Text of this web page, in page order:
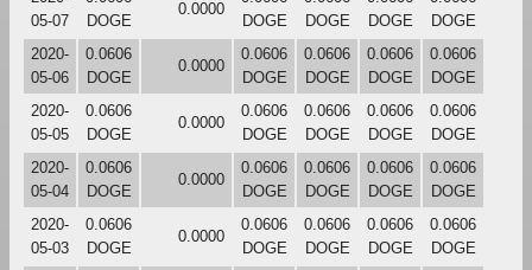
05-07
DOGE
0.0000
DOGE
DOGE
DOGE
DOGE
2020-
05-06
0.0606
DOGE
0.0000
0.0606
DOGE
0.0606
DOGE
0.0606
DOGE
0.0606
DOGE
2020-
05-05
0.0606
DOGE
0.0000
0.0606
DOGE
0.0606
DOGE
0.0606
DOGE
0.0606
DOGE
2020-
05-04
0.0606
DOGE
0.0000
0.0606
DOGE
0.0606
DOGE
0.0606
DOGE
0.0606
DOGE
2020-
05-03
0.0606
DOGE
0.0000
0.0606
DOGE
0.0606
DOGE
0.0606
DOGE
0.0606
DOGE